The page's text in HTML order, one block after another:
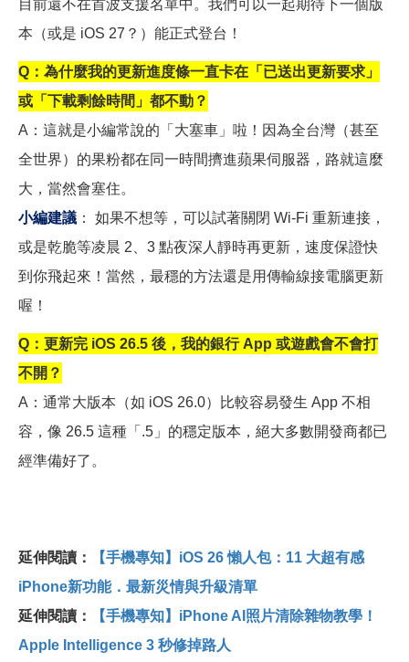
目前還不在首波支援名單中。我們可以一起期待下一個版
本（或是 iOS 27？）能正式登台！
Q ：為什麼我的更新進度條一直卡在「已送出更新要求」
或「下載剩餘時間」都不動？
A ：這就是小編常說的「大塞車」啦！因為全台灣（甚至
全世界）的果粉都在同一時間擠進蘋果伺服器，路就這麼
大，當然會塞住。
小編建議 ： 如果不想等，可以試著關閉 Wi-Fi 重新連接，
或是乾脆等凌晨 2、3 點夜深人靜時再更新，速度保證快
到你飛起來！當然，最穩的方法還是用傳輸線接電腦更新
喔！
Q ：更新完 iOS 26.5 後，我的銀行 App 或遊戲會不會打
不開？
A ：通常大版本（如 iOS 26.0）比較容易發生 App 不相
容，像 26.5 這種「.5」的穩定版本，絕大多數開發商都已
經準備好了。
延伸閱讀：
【手機專知】iOS 26 懶人包：11 大超有感
iPhone新功能．最新災情與升級清單
延伸閱讀：
【手機專知】iPhone AI 照片清除雜物教學！
Apple Intelligence 3 秒修掉路人